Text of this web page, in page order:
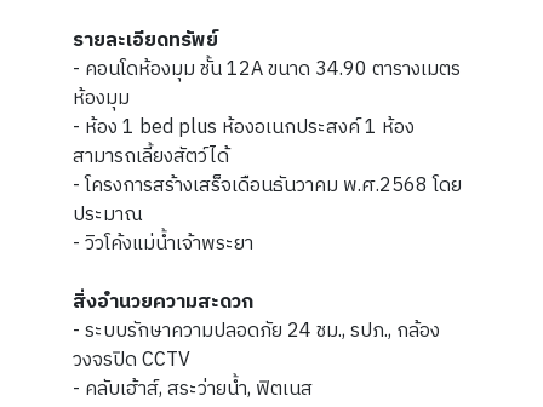
รายละเอียดทรัพย์
- คอนโดห้องมุม ชั้น 12A ขนาด 34.90 ตารางเมตร
ห้องมุม
- ห้อง 1 bed plus ห้องอเนกประสงค์ 1 ห้อง
สามารถเลี้ยงสัตว์ได้
- โครงการสร้างเสร็จเดือนธันวาคม พ.ศ.2568 โดย
ประมาณ
- วิวโค้งแม่น้ำเจ้าพระยา
สิ่งอำนวยความสะดวก
- ระบบรักษาความปลอดภัย 24 ชม., รปภ., กล้อง
วงจรปิด CCTV
- คลับเฮ้าส์, สระว่ายน้ำ, ฟิตเนส